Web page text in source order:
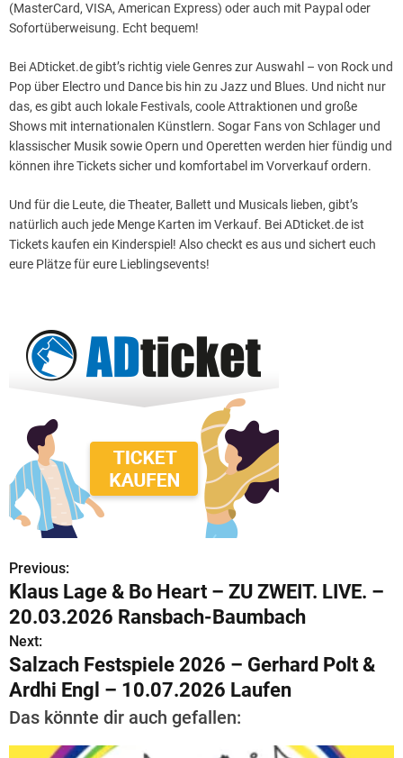
(MasterCard, VISA, American Express) oder auch mit Paypal oder
Sofortüberweisung. Echt bequem!
Bei ADticket.de gibt’s richtig viele Genres zur Auswahl – von Rock und
Pop über Electro und Dance bis hin zu Jazz und Blues. Und nicht nur
das, es gibt auch lokale Festivals, coole Attraktionen und große
Shows mit internationalen Künstlern. Sogar Fans von Schlager und
klassischer Musik sowie Opern und Operetten werden hier fündig und
können ihre Tickets sicher und komfortabel im Vorverkauf ordern.
Und für die Leute, die Theater, Ballett und Musicals lieben, gibt’s
natürlich auch jede Menge Karten im Verkauf. Bei ADticket.de ist
Tickets kaufen ein Kinderspiel! Also checkt es aus und sichert euch
eure Plätze für eure Lieblingsevents!
B
e
i
t
r
a
Previous:
Klaus Lage & Bo Heart – ZU ZWEIT. LIVE. –
20.03.2026 Ransbach-Baumbach
Next:
Salzach Festspiele 2026 – Gerhard Polt &
Ardhi Engl – 10.07.2026 Laufen
Das könnte dir auch gefallen: